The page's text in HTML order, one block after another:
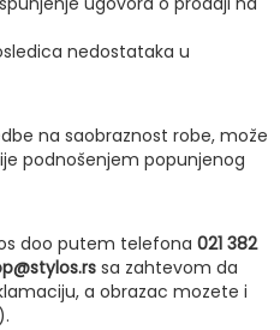
nedostataka u
na saobraznost robe, može
podnošenjem popunjenog
doo putem telefona 021 382
sa zahtevom da
a obrazac mozete i